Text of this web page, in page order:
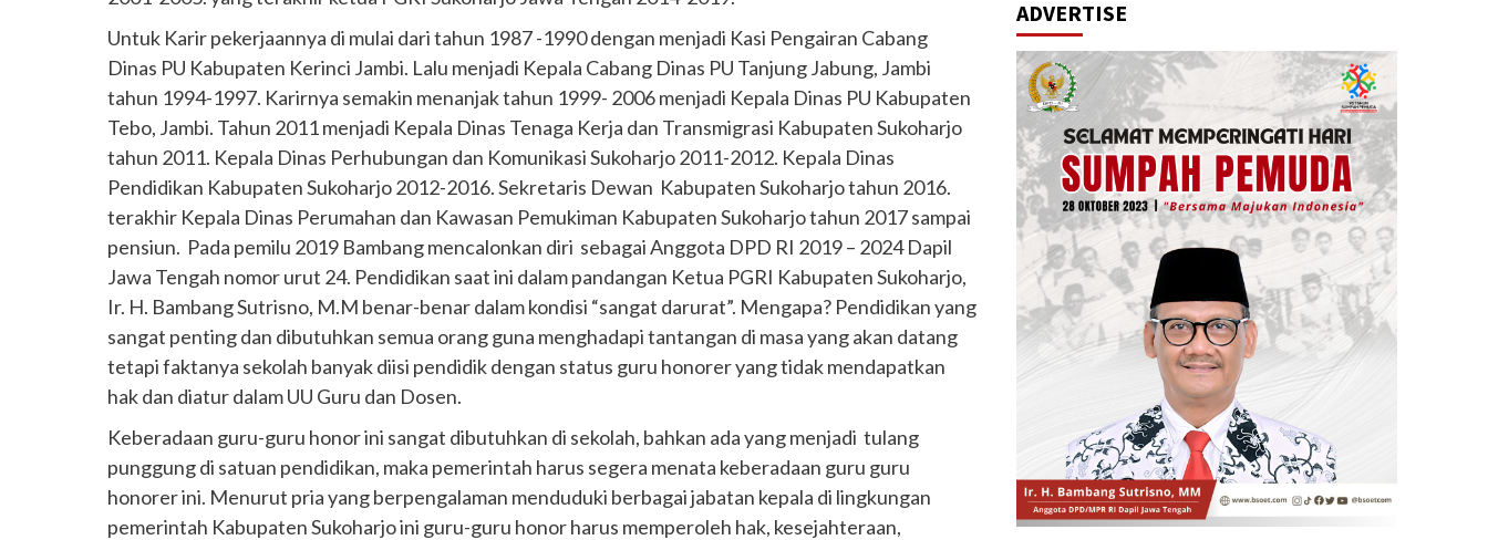
Untuk Karir pekerjaannya di mulai dari tahun 1987 -1990 dengan menjadi Kasi Pengairan Cabang
Dinas PU Kabupaten Kerinci Jambi. Lalu menjadi Kepala Cabang Dinas PU Tanjung Jabung, Jambi
tahun 1994-1997. Karirnya semakin menanjak tahun 1999- 2006 menjadi Kepala Dinas PU Kabupaten
Tebo, Jambi. Tahun 2011 menjadi Kepala Dinas Tenaga Kerja dan Transmigrasi Kabupaten Sukoharjo
tahun 2011. Kepala Dinas Perhubungan dan Komunikasi Sukoharjo 2011-2012. Kepala Dinas
Pendidikan Kabupaten Sukoharjo 2012-2016. Sekretaris Dewan Kabupaten Sukoharjo tahun 2016.
terakhir Kepala Dinas Perumahan dan Kawasan Pemukiman Kabupaten Sukoharjo tahun 2017 sampai
pensiun. Pada pemilu 2019 Bambang mencalonkan diri sebagai Anggota DPD RI 2019 – 2024 Dapil
Jawa Tengah nomor urut 24. Pendidikan saat ini dalam pandangan Ketua PGRI Kabupaten Sukoharjo,
Ir. H. Bambang Sutrisno, M.M benar-benar dalam kondisi “sangat darurat”. Mengapa? Pendidikan yang
sangat penting dan dibutuhkan semua orang guna menghadapi tantangan di masa yang akan datang
tetapi faktanya sekolah banyak diisi pendidik dengan status guru honorer yang tidak mendapatkan
hak dan diatur dalam UU Guru dan Dosen.
Keberadaan guru-guru honor ini sangat dibutuhkan di sekolah, bahkan ada yang menjadi tulang
punggung di satuan pendidikan, maka pemerintah harus segera menata keberadaan guru guru
honorer ini. Menurut pria yang berpengalaman menduduki berbagai jabatan kepala di lingkungan
pemerintah Kabupaten Sukoharjo ini guru-guru honor harus memperoleh hak, kesejahteraan,
ADVERTISE